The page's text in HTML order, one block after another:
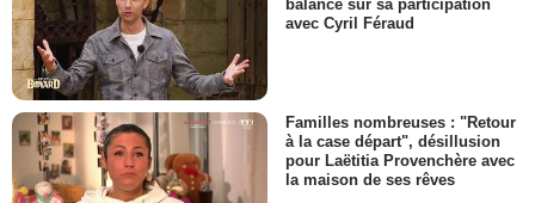
balance sur sa participation
avec Cyril Féraud
Familles nombreuses : "Retour
à la case départ", désillusion
pour Laëtitia Provenchère avec
la maison de ses rêves